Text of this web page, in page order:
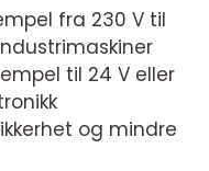
fra 230 V til
til 24 V eller
og mindre